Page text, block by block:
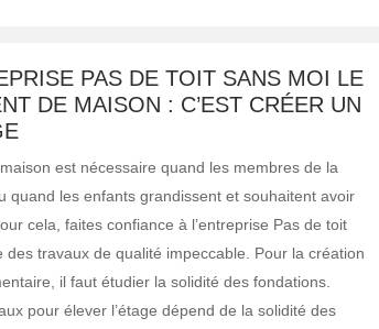
PAS DE TOIT SANS MOI LE
DE MAISON : C’EST CRÉER UN
est nécessaire quand les membres de la
quand les enfants grandissent et souhaitent avoir
cela, faites confiance à l’entreprise Pas de toit
des travaux de qualité impeccable. Pour la création
il faut étudier la solidité des fondations.
pour élever l’étage dépend de la solidité des